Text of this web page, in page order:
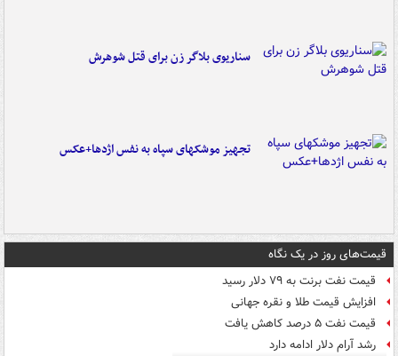
سناریوی بلاگر زن برای قتل شوهرش
تجهیز موشکهای سپاه به نفس اژدها+عکس
قیمت‌های روز در یک نگاه
قیمت نفت برنت به ۷۹ دلار رسید
افزایش قیمت طلا و نقره جهانی
قیمت نفت ۵ درصد کاهش یافت
رشد آرام دلار ادامه دارد